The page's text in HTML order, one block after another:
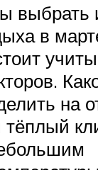
выбрать
в
на